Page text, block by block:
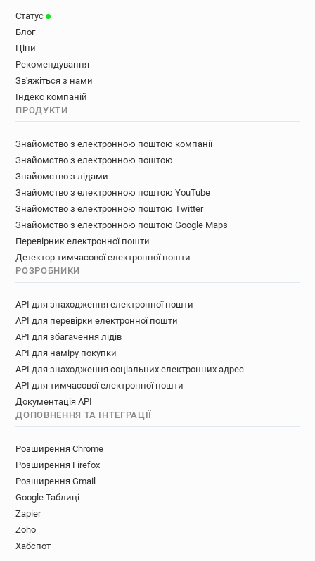
Статус
Блог
Ціни
Рекомендування
Зв'яжіться з нами
Індекс компаній
ПРОДУКТИ
Знайомство з електронною поштою компанії
Знайомство з електронною поштою
Знайомство з лідами
Знайомство з електронною поштою YouTube
Знайомство з електронною поштою Twitter
Знайомство з електронною поштою Google Maps
Перевірник електронної пошти
Детектор тимчасової електронної пошти
РОЗРОБНИКИ
API для знаходження електронної пошти
API для перевірки електронної пошти
API для збагачення лідів
API для наміру покупки
API для знаходження соціальних електронних адрес
API для тимчасової електронної пошти
Документація API
ДОПОВНЕННЯ ТА ІНТЕГРАЦІЇ
Розширення Chrome
Розширення Firefox
Розширення Gmail
Google Таблиці
Zapier
Zoho
Хабспот